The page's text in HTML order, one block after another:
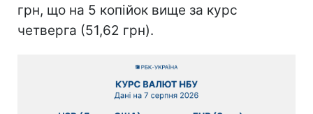
грн, що на 5 копійок вище за курс
четверга (51,62 грн).